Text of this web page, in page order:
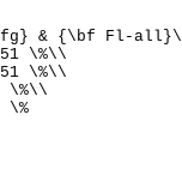
fg} & {\bf Fl-
\%\\
\%\\
\%\\
\%